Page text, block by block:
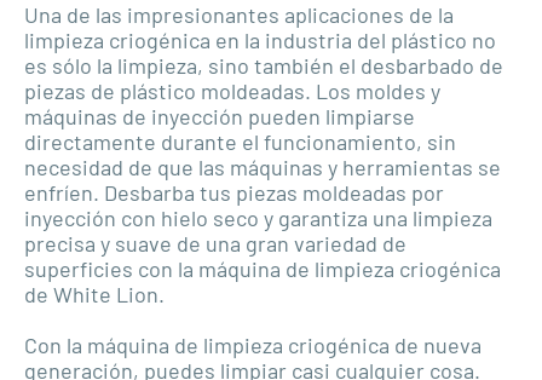
Una de las impresionantes aplicaciones de la
limpieza criogénica en la industria del plástico no
es sólo la limpieza, sino también el desbarbado de
piezas de plástico moldeadas. Los moldes y
máquinas de inyección pueden limpiarse
directamente durante el funcionamiento, sin
necesidad de que las máquinas y herramientas se
enfríen. Desbarba tus piezas moldeadas por
inyección con hielo seco y garantiza una limpieza
precisa y suave de una gran variedad de
superficies con la máquina de limpieza criogénica
de White Lion.
Con la máquina de limpieza criogénica de nueva
generación, puedes limpiar casi cualquier cosa.